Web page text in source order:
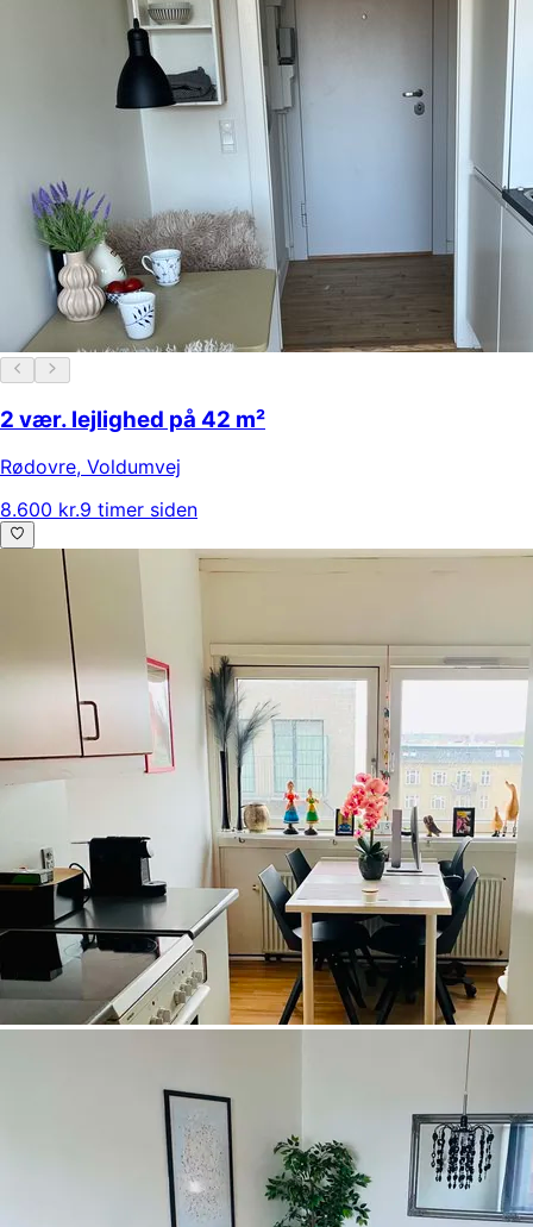
2 vær. lejlighed på 42 m²
Rødovre, Voldumvej
8.600 kr.9 timer siden